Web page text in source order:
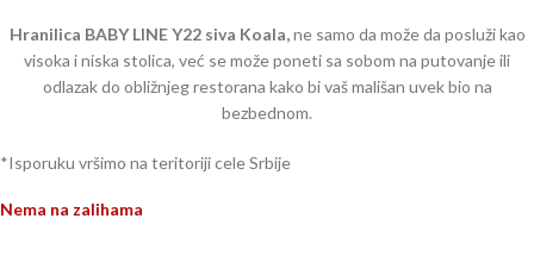
Hranilica BABY LINE Y22 siva Koala,ne samo da može da posluži kao
visoka i niska stolica, već se može poneti sa sobom na putovanje ili
odlazak do obližnjeg restorana kako bi vaš mališan uvek bio na
bezbednom.
*Isporuku vršimo na teritoriji cele Srbije
Nema na zalihama